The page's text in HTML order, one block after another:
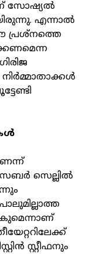
സോഷ്യൽ
എന്നാൽ
പ്രശ്‌നത്തെ
സെല്ലിൽ
സ്റ്റീഫനും